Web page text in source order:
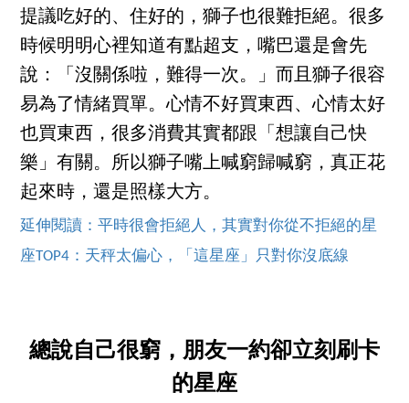
提議吃好的、住好的，獅子也很難拒絕。很多
時候明明心裡知道有點超支，嘴巴還是會先
說：「沒關係啦，難得一次。」而且獅子很容
易為了情緒買單。心情不好買東西、心情太好
也買東西，很多消費其實都跟「想讓自己快
樂」有關。所以獅子嘴上喊窮歸喊窮，真正花
起來時，還是照樣大方。
延伸閱讀：平時很會拒絕人，其實對你從不拒絕的星
座TOP4：天秤太偏心，「這星座」只對你沒底線
總說自己很窮，朋友一約卻立刻刷卡
的星座